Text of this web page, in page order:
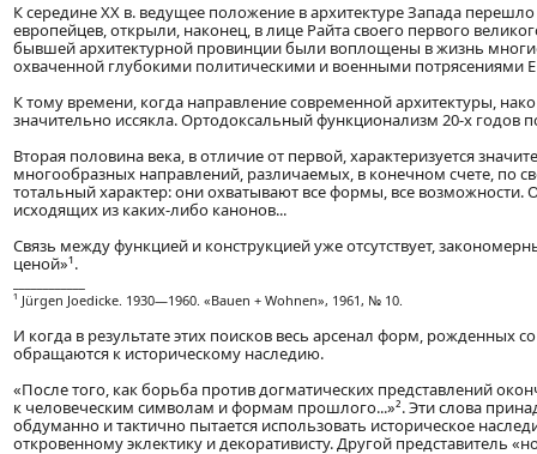
К середине XX в. ведущее положение в архитектуре Запада
европейцев, открыли, наконец, в лице Райта своего первого
бывшей архитектурной провинции были воплощены в жизнь
охваченной глубокими политическими и военными потрясениями
К тому времени, когда направление современной архитектуры,
значительно иссякла. Ортодоксальный функционализм 20-х годов
Вторая половина века, в отличие от первой, характеризуется
многообразных направлений, различаемых, в конечном счете,
тотальный характер: они охватывают все формы, все
исходящих из каких-либо канонов...
Связь между функцией и конструкцией уже отсутствует,
ценой»¹.
¹ Jürgen Joedicke. 1930—1960. «Bauen + Wohnen», 1961, № 10.
И когда в результате этих поисков весь арсенал форм, рожденных
обращаются к историческому наследию.
«После того, как борьба против догматических представлений
к человеческим символам и формам прошлого...»². Эти слова
обдуманно и тактично пытается использовать историческое
откровенному эклектику и декоративисту. Другой представитель